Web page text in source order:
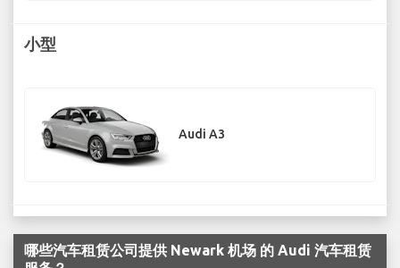
小型
Audi A3
哪些汽车租赁公司提供 Newark 机场 的 Audi 汽车租赁